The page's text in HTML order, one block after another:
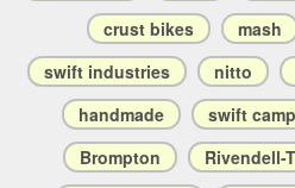
crust bikes
mash
swift industries
nitto
handmade
swift
Brompton
Rivendell-